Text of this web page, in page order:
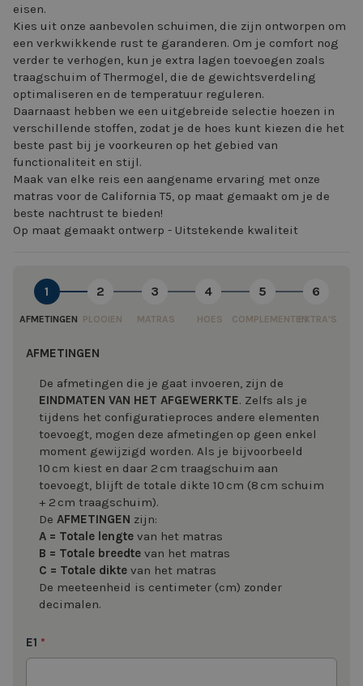
eisen.
Kies uit onze aanbevolen schuimen, die zijn ontworpen om
een verkwikkende rust te garanderen. Om je comfort nog
verder te verhogen, kun je extra lagen toevoegen zoals
traagschuim of Thermogel, die de gewichtsverdeling
optimaliseren en de temperatuur reguleren.
Daarnaast hebben we een uitgebreide selectie hoezen in
verschillende stoffen, zodat je de hoes kunt kiezen die het
beste past bij je voorkeuren op het gebied van
functionaliteit en stijl.
Maak van elke reis een aangename ervaring met onze
matras voor de California T5, op maat gemaakt om je de
beste nachtrust te bieden!
Op maat gemaakt ontwerp - Uitstekende kwaliteit
1
AFMETINGEN
2
PLOOIEN
3
MATRAS
4
HOES
5
COMPLEMENTEN
6
EXTRA'S
AFMETINGEN
De afmetingen die je gaat invoeren, zijn de
EINDMATEN VAN HET AFGEWERKTE. Zelfs als je
tijdens het configuratieproces andere elementen
toevoegt, mogen deze afmetingen op geen enkel
moment gewijzigd worden. Als je bijvoorbeeld
10 cm kiest en daar 2 cm traagschuim aan
toevoegt, blijft de totale dikte 10 cm (8 cm schuim
+ 2 cm traagschuim).
De AFMETINGEN zijn:
A = Totale lengte van het matras
B = Totale breedte van het matras
C = Totale dikte van het matras
De meeteenheid is centimeter (cm) zonder
decimalen.
E1 *